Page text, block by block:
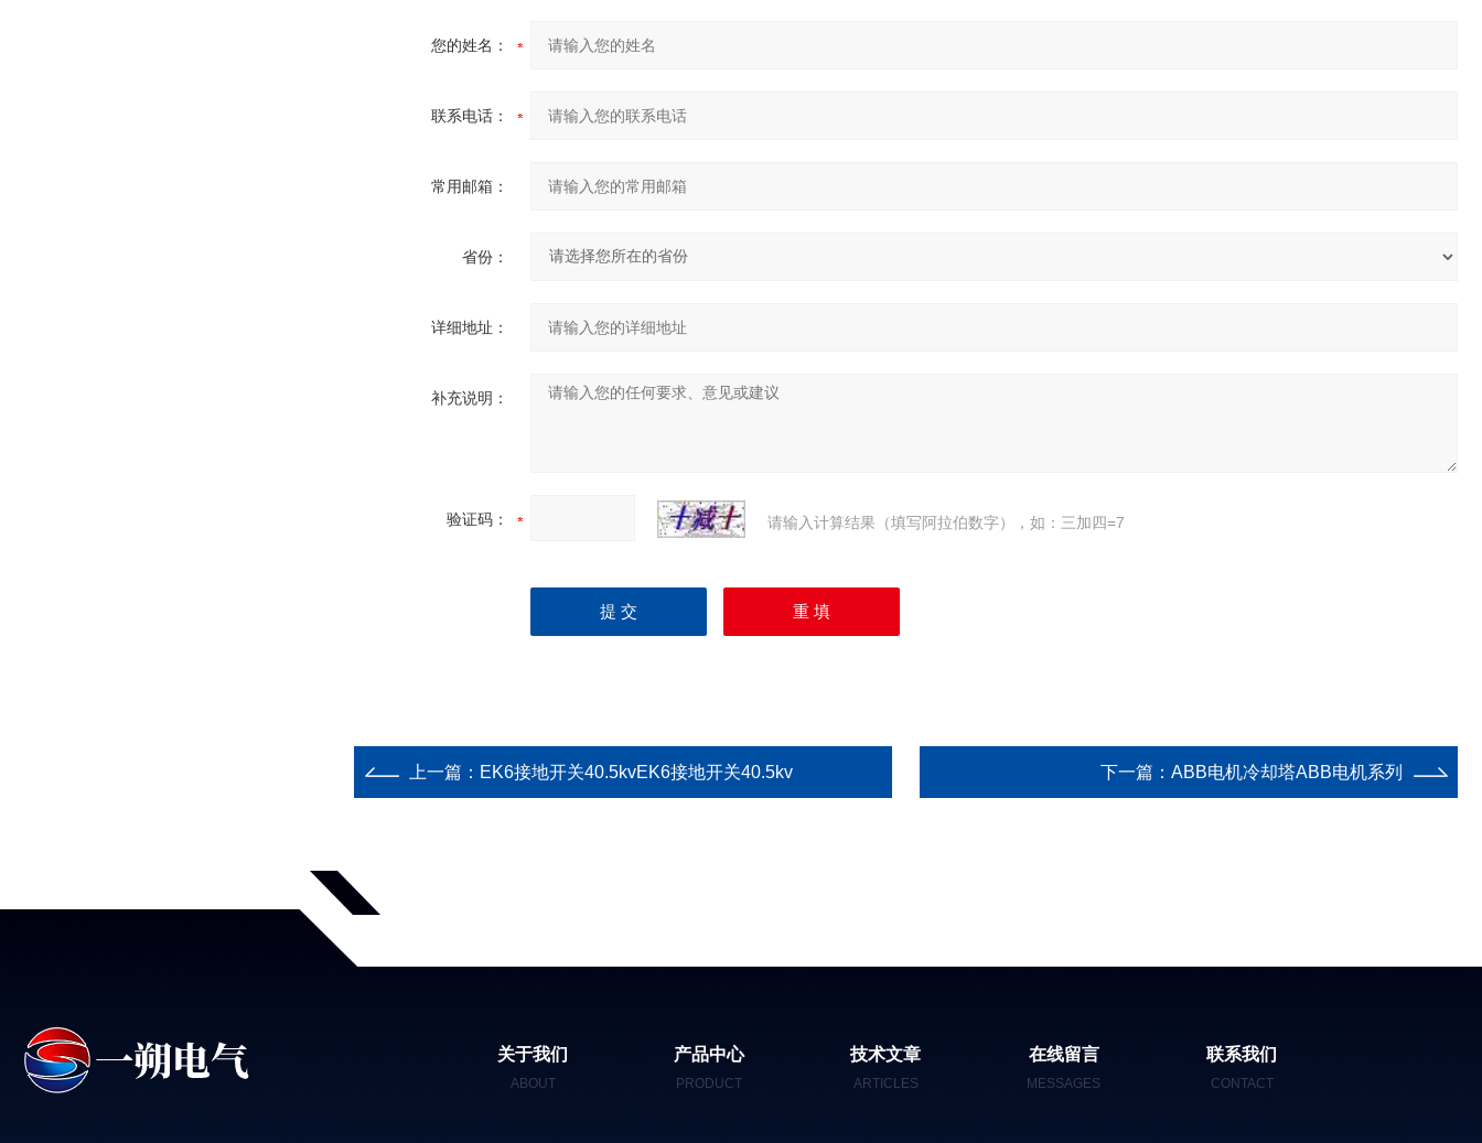
您的姓名：
联系电话：
常用邮箱：
省份：
详细地址：
补充说明：
验证码： 请输入计算结果（填写阿拉伯数字），如：三加四=7
上一篇： EK6接地开关40.5kvEK6接地开关40.5kv 下一篇： ABB电机冷却塔ABB电机系列
关于我们
ABOUT
产品中心
PRODUCT
技术文章
ARTICLES
在线留言
MESSAGES
联系我们
CONTACT